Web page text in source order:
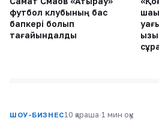
футбол клубының бас
бапкері болып
тағайындалды
ШОУ-БИЗНЕС10 қараша·1 мин оқу